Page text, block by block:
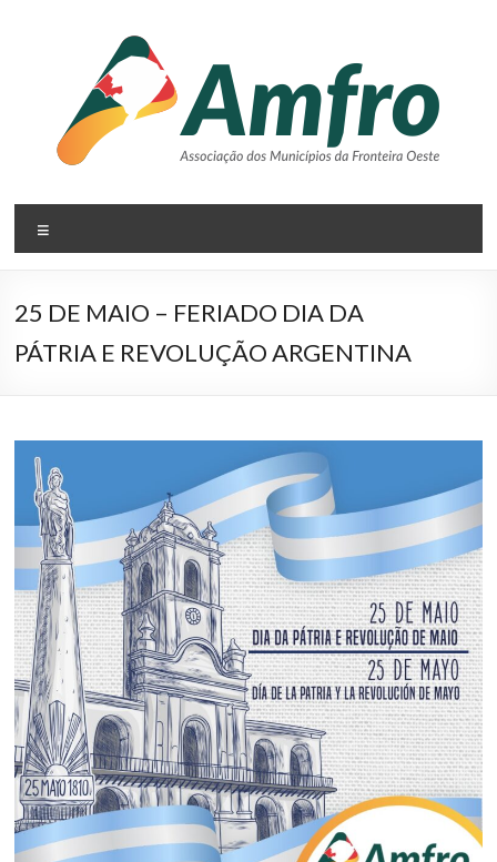
AMFRO
–
Associação
dos
Fronteira
Oeste
–
RS
Site
da
Associação
dos
Municípios
da
Fronteira
Oeste
do
25 DE MAIO – FERIADO DIA DA
PÁTRIA E REVOLUÇÃO ARGENTINA